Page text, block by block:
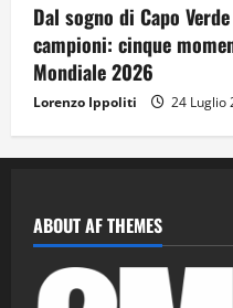
Dal sogno di Capo
campioni: cinque
Mondiale 2026
Lorenzo Ippoliti 24 Luglio
ABOUT AF THEMES